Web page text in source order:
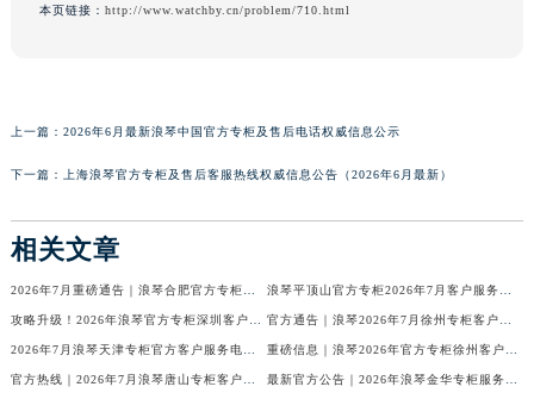
本页链接： http://www.watchby.cn/problem/710.html
上一篇： 2026年6月最新浪琴中国官方专柜及售后电话权威信息公示
下一篇： 上海浪琴官方专柜及售后客服热线权威信息公告（2026年6月最新）
相关文章